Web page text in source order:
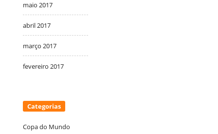
maio 2017
abril 2017
março 2017
fevereiro 2017
Categorias
Copa do Mundo